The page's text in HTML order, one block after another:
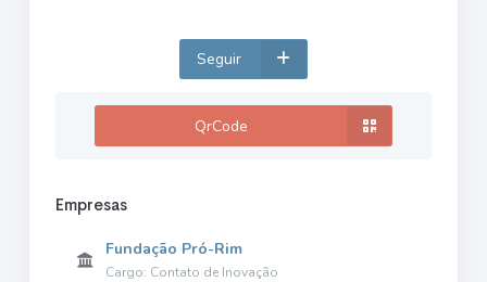
Seguir
QrCode
Empresas
Fundação Pró-Rim
Cargo: Contato de Inovação